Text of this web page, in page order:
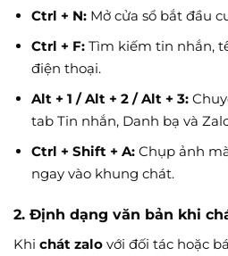
Ctrl + N:Mở cửa sổ bắt đầu
Ctrl + F:Tìm kiếm tin nhắn,
điện thoại.
Alt + 1 / Alt + 2 / Alt + 3:
tab Tin nhắn, Danh bạ và
Ctrl + Shift + A:Chụp ảnh
ngay vào khung chát.
2. Định dạng văn bản khi
Khi chát zalo với đối tác hoặc